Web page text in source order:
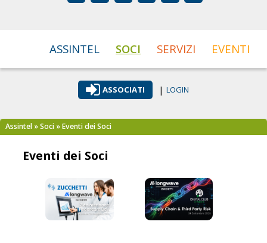
ASSINTEL SOCI SERVIZI EVENTI
ASSOCIATI | LOGIN
Assintel »Soci » Eventi dei Soci
Eventi dei Soci